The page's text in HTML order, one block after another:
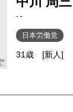
- -
日本労働党
31歳 [新人]